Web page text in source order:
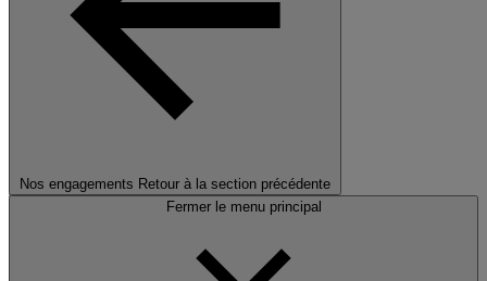
Nos engagements Retour à la section précédente
Fermer le menu principal